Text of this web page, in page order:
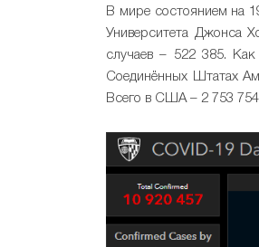
В мире состоянием на
Университета Джонса
случаев – 522 385.
Соединённых Штатах
Всего в США – 2 753